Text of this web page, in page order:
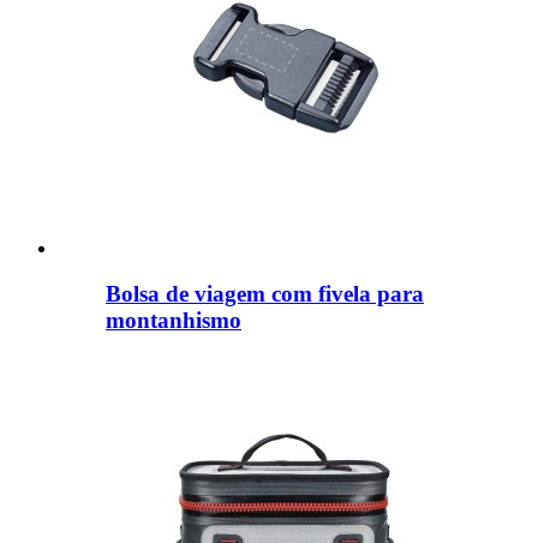
Bolsa de viagem com fivela para
montanhismo